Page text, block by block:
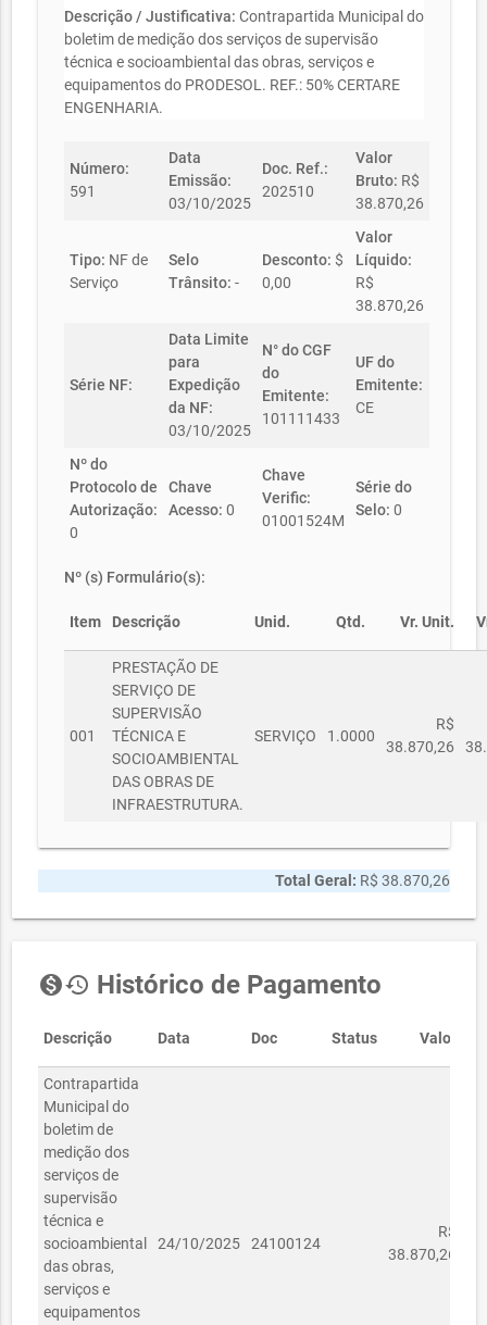
Descrição / Justificativa: Contrapartida Municipal do
boletim de medição dos serviços de supervisão
técnica e socioambiental das obras, serviços e
equipamentos do PRODESOL. REF.: 50% CERTARE
ENGENHARIA.
Número:
591
Data
Emissão:
03/10/2025
Doc. Ref.:
202510
Valor
Bruto: R$
38.870,26
Tipo: NF de
Serviço
Selo
Trânsito: -
Desconto: $
0,00
Valor
Líquido:
R$
38.870,26
Série NF:
Data Limite
para
Expedição
da NF:
03/10/2025
N° do CGF
do
Emitente:
101111433
UF do
Emitente:
CE
Nº do
Protocolo de
Autorização:
0
Chave
Acesso: 0
Chave
Verific:
01001524M
Série do
Selo: 0
Nº (s) Formulário(s):
Item Descrição Unid. Qtd. Vr. Unit.
001
PRESTAÇÃO DE
SERVIÇO DE
SUPERVISÃO
TÉCNICA E
SOCIOAMBIENTAL
DAS OBRAS DE
INFRAESTRUTURA.
SERVIÇO 1.0000
R$
38.870,26
Total Geral: R$ 38.870,26
monetization_onhistory Histórico de Pagamento
Descrição Data Doc Status Valor
Contrapartida
Municipal do
boletim de
medição dos
serviços de
supervisão
técnica e
socioambiental
das obras,
serviços e
equipamentos
24/10/2025 24100124
R$
38.870,26